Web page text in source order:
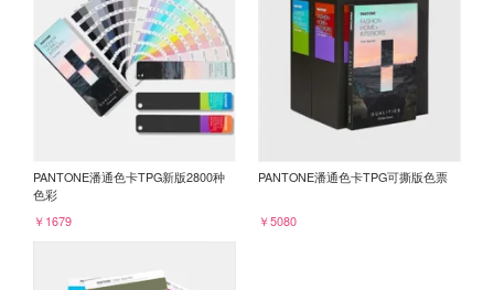
PANTONE潘通色卡TPG新版2800种
色彩
￥1679
PANTONE潘通色卡TPG可撕版色票
￥5080